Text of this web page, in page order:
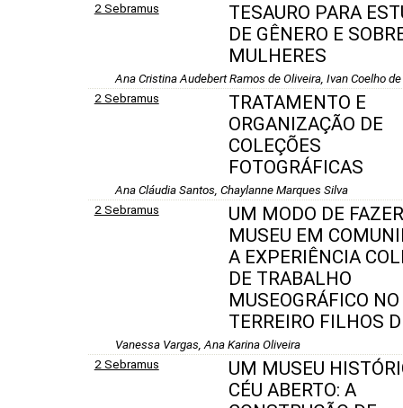
2 Sebramus
TESAURO PARA
DE GÊNERO E
MULHERES
Ana Cristina Audebert Ramos de Oliveira, Ivan Coelho de
2 Sebramus
TRATAMENTO E
ORGANIZAÇÃO DE
COLEÇÕES
FOTOGRÁFICAS
Ana Cláudia Santos, Chaylanne Marques Silva
2 Sebramus
UM MODO DE FAZER
MUSEU EM
A EXPERIÊNCIA
DE TRABALHO
MUSEOGRÁFICO NO
TERREIRO FILHOS
Vanessa Vargas, Ana Karina Oliveira
2 Sebramus
UM MUSEU
CÉU ABERTO: A